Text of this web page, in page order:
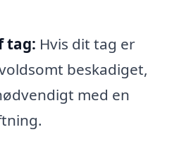
tag: Hvis dit tag er
beskadiget,
med en